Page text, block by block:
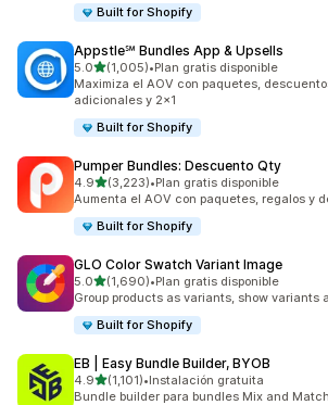
Built for Shopify
Appstle℠ Bundles App & Upsells
5.0de 5 estrellas
(1,005)
1005 reseñas en total
•Plan gratis disponible
Maximiza el AOV con paquetes,
adicionales y 2x1
Built for Shopify
Pumper Bundles: Descuento Qty
4.9de 5 estrellas
(3,223)
3223 reseñas en total
•Plan gratis disponible
Aumenta el AOV con paquetes, regalos y
Built for Shopify
GLO Color Swatch Variant Image
5.0de 5 estrellas
(1,690)
1690 reseñas en total
•Plan gratis disponible
Group products as variants, show variants
Built for Shopify
EB | Easy Bundle Builder, BYOB
4.9de 5 estrellas
(1,101)
1101 reseñas en total
•Instalación gratuita
Bundle builder para bundles Mix and